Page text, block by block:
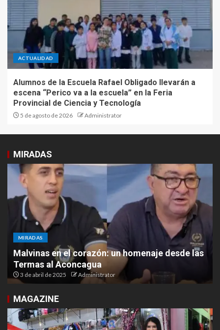
ACTUALIDAD
Alumnos de la Escuela Rafael Obligado llevarán a
escena “Perico va a la escuela” en la Feria
Provincial de Ciencia y Tecnología
5 de agosto de 2026 Administrator
MIRADAS
MIRADAS
Malvinas en el corazón: un homenaje desde las
Termas al Aconcagua
3 de abril de 2025 Administrator
MAGAZINE